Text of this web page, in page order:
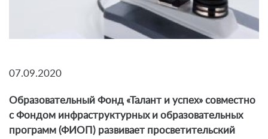
07.09.2020
Образовательный Фонд «Талант и успех» совместно
с Фондом инфраструктурных и образовательных
программ (ФИОП) развивает просветительский